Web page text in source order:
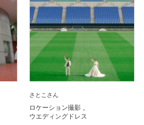
さとこさん
ロケーション撮影
ウエディングドレス